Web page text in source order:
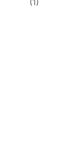
(1)